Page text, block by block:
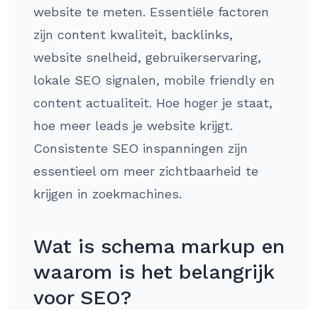
website te meten. Essentiële factoren
zijn content kwaliteit, backlinks,
website snelheid, gebruikerservaring,
lokale SEO signalen, mobile friendly en
content actualiteit. Hoe hoger je staat,
hoe meer leads je website krijgt.
Consistente SEO inspanningen zijn
essentieel om meer zichtbaarheid te
krijgen in zoekmachines.
Wat is schema markup en
waarom is het belangrijk
voor SEO?